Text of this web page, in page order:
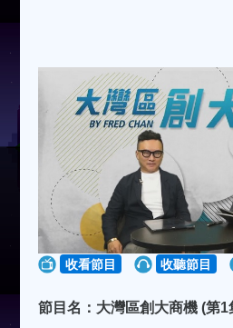
收看節目 收聽節目
節目名：大灣區創大商機 (第1